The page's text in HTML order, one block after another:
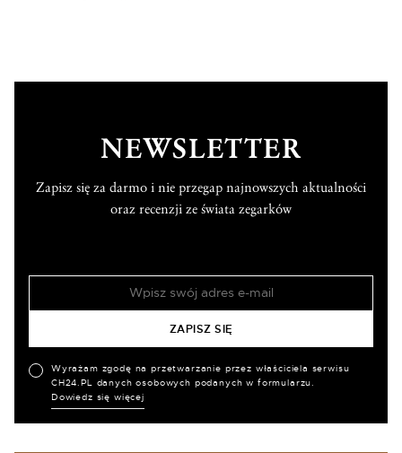
NEWSLETTER
Zapisz się za darmo i nie przegap najnowszych aktualności
oraz recenzji ze świata zegarków
Wyrażam zgodę na przetwarzanie przez właściciela serwisu
CH24.PL danych osobowych podanych w formularzu.
Dowiedz się więcej